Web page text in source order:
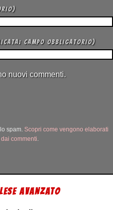
campo obbligatorio)
nuovi commenti.
spam. Scopri come vengono elaborati
commenti.
AVANZATO